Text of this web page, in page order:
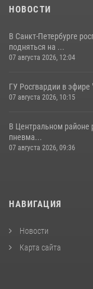
НОВОСТИ
В Санкт-Петербурге
подняться на ...
07 августа 2026, 12:04
ГУ Росгвардии в эфире
07 августа 2026, 10:15
В Центральном районе
пневма...
07 августа 2026, 09:36
НАВИГАЦИЯ
Новости
Карта сайта